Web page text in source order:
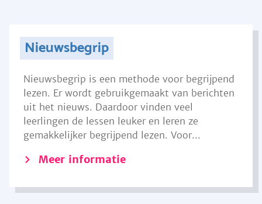
Nieuwsbegrip
Nieuwsbegrip is een methode voor begrijpend
lezen. Er wordt gebruikgemaakt van berichten
uit het nieuws. Daardoor vinden veel
leerlingen de lessen leuker en leren ze
gemakkelijker begrijpend lezen. Voor...
Meer informatie